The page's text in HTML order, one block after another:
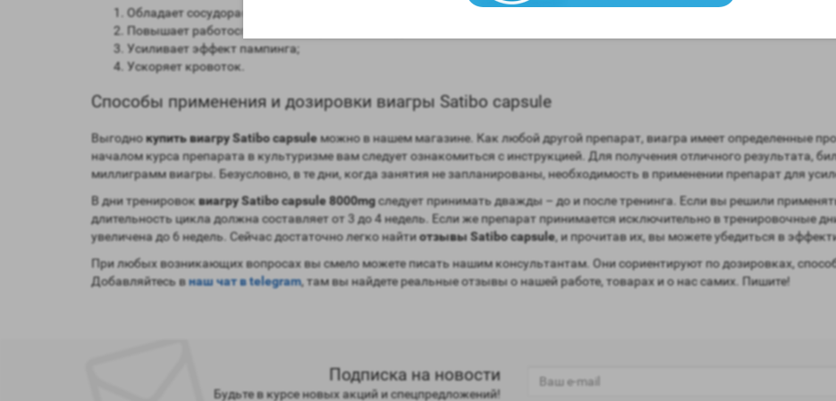
Обладает сосудорасширяющим эффектом;
Повышает работоспособность эректильной функции;
Усиливает эффект пампинга;
Ускоряет кровоток.
Способы применения и дозировки виагры Satibo capsule
Выгоднокупить виагру Satibo capsuleможно в нашем магазине. Как любой другой препарат, виагра имеет определенные
началом курса препарата в культуризме вам следует ознакомиться с инструкцией. Для получения отличного результата,
миллиграмм виагры. Безусловно, в те дни, когда занятия не запланированы, необходимость в применении препарат для
В дни тренировок виагру Satibo capsule 8000mgследует принимать дважды – до и после тренинга. Если вы решили
длительность цикла должна составляет от 3 до 4 недель. Если же препарат принимается исключительно в тренировочные
увеличена до 6 недель. Сейчас достаточно легко найтиотзывы Satibo capsule, и прочитав их, вы можете убедиться в
При любых возникающих вопросах вы смело можете писать нашим консультантам. Они сориентируют по дозировках,
Добавляйтесь внаш чат в telegram, там вы найдете реальные отзывы о нашей работе, товарах и о нас самих. Пишите!
Подписка на новости
Будьте в курсе новых акций и спецпредложений!